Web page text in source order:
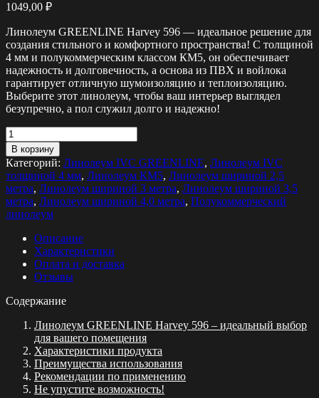
1049,00 ₽
Линолеум GREENLINE Harvey 596 — идеальное решение для
создания стильного и комфортного пространства! С толщиной
4 мм и полукоммерческим классом КМ5, он обеспечивает
надежность и долговечность, а основа из ПВХ и войлока
гарантирует отличную шумоизоляцию и теплоизоляцию.
Выберите этот линолеум, чтобы ваш интерьер выглядел
безупречно, а пол служил долго и надежно!
Количество
товара
Линолеум
GREENLINE
Harvey
596
В корзину
Категорий: Линолеум IVC GREENLINE, Линолеум IVC
толщиной 4 мм, Линолеум КМ5, Линолеум шириной 2,5
метра, Линолеум шириной 3 метра, Линолеум шириной 3,5
метра, Линолеум шириной 4,0 метра, Полукоммерческий
линолеум
Описание
Характеристики
Оплата и доставка
Отзывы
Содержание
Линолеум GREENLINE Harvey 596 – идеальный выбор
для вашего помещения
Характеристики продукта
Преимущества использования
Рекомендации по применению
Не упустите возможность!